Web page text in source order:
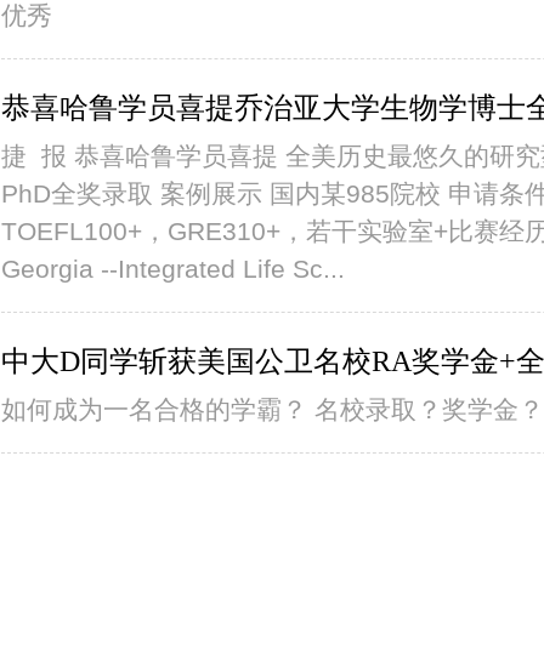
优秀
恭喜哈鲁学员喜提乔治亚大学生物学博士
捷 报 恭喜哈鲁学员喜提 全美历史最悠久的研
PhD全奖录取 案例展示 国内某985院校 申请条
TOEFL100+，GRE310+，若干实验室+比赛经
Georgia --Integrated Life Sc...
中大D同学斩获美国公卫名校RA奖学金+
如何成为一名合格的学霸？ 名校录取？奖学金